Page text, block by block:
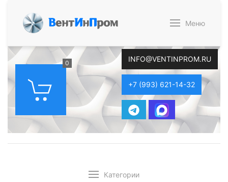
ВентИнПром Меню
0 INFO@VENTINPROM.RU
+7 (993) 621-14-32
Категории